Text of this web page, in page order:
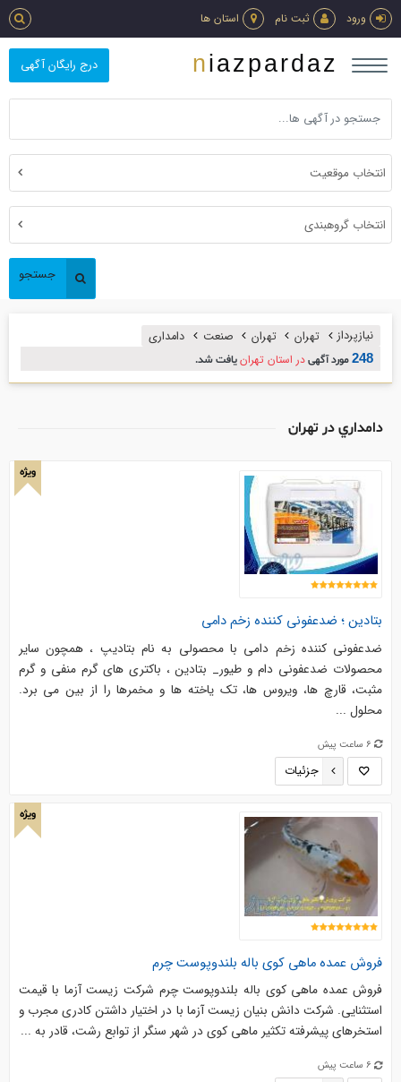
ورود ثبت نام استان ها
درج رایگان آگهی niazpardaz
انتخاب موقعیت
انتخاب گروهبندی
جستجو
نیازپرداز تهران تهران صنعت دامداري
248مورد آگهیدر استان تهرانیافت شد.
دامداري در تهران
ویژه
بتادین ؛ ضدعفونی کننده زخم دامی
ضدعفونی کننده زخم دامی با محصولی به نام بتادیپ ، همچون سایر
محصولات ضدعفونی دام و طیور_ بتادین ، باکتری های گرم منفی و گرم
مثبت، قارچ ها، ویروس ها، تک یاخته ها و مخمرها را از بین می برد.
محلول ...
6 ساعت پیش
جزئیات
ویژه
فروش عمده ماهی کوی باله بلندوپوست چرم
فروش عمده ماهی کوی باله بلندوپوست چرم شرکت زیست آزما با قیمت
استثنایی. شرکت دانش بنیان زیست آزما با در اختیار داشتن کادری مجرب و
استخرهای پیشرفته تکثیر ماهی کوی در شهر سنگر از توابع رشت، قادر به ...
6 ساعت پیش